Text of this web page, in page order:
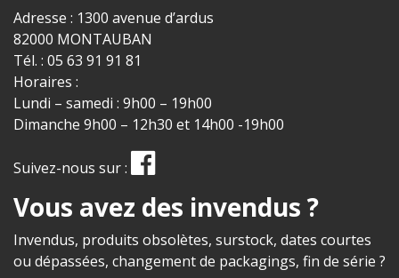
Adresse : 1300 avenue d’ardus
82000 MONTAUBAN
Tél. : 05 63 91 91 81
Horaires :
Lundi – samedi : 9h00 – 19h00
Dimanche 9h00 – 12h30 et 14h00 -19h00
Suivez-nous sur :
Vous avez des invendus ?
Invendus, produits obsolètes, surstock, dates courtes
ou dépassées, changement de packagings, fin de série ?